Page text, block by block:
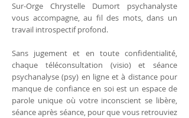
Sur-Orge Chrystelle Dumort psychanalyste
vous accompagne, au fil des mots, dans un
travail introspectif profond.
Sans jugement et en toute confidentialité,
chaque téléconsultation (visio) et séance
psychanalyse (psy) en ligne et à distance pour
manque de confiance en soi est un espace de
parole unique où votre inconscient se libère,
séance après séance, pour que vous retrouviez